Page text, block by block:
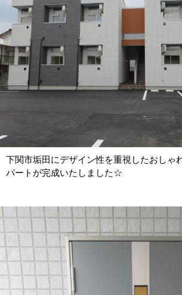
下関市垢田にデザイン性を重視したおしゃ
パートが完成いたしました☆